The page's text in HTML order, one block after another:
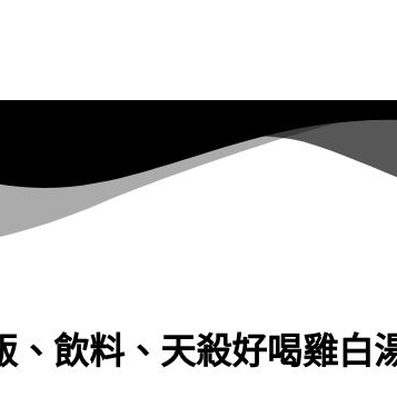
飲料、天殺好喝雞白